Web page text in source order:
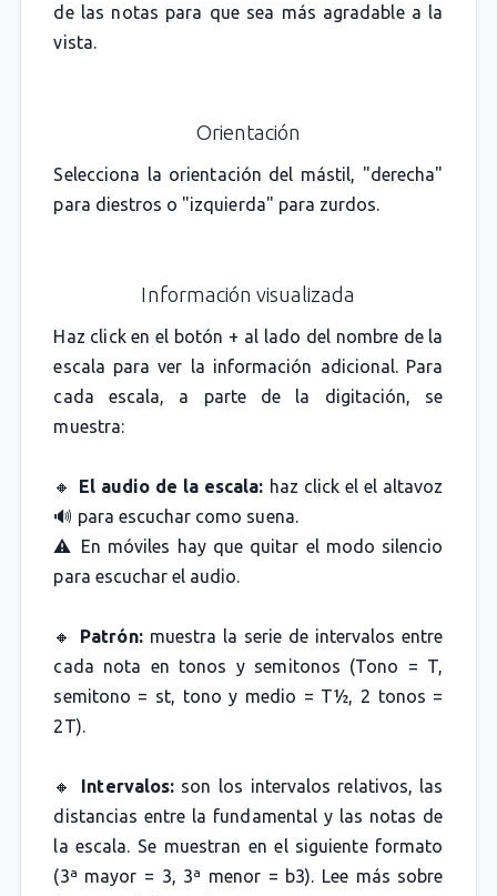
de las notas para que sea más agradable a la
vista.
Orientación
Selecciona la orientación del mástil, "derecha"
para diestros o "izquierda" para zurdos.
Información visualizada
Haz click en el botón + al lado del nombre de la
escala para ver la información adicional. Para
cada escala, a parte de la digitación, se
muestra:
🔸 El audio de la escala: haz click el el altavoz
🔊 para escuchar como suena.
⚠️ En móviles hay que quitar el modo silencio
para escuchar el audio.
🔸 Patrón:muestra la serie de intervalos entre
cada nota en tonos y semitonos (Tono = T,
semitono = st, tono y medio = T½, 2 tonos =
2T).
🔸 Intervalos:son los intervalos relativos, las
distancias entre la fundamental y las notas de
la escala. Se muestran en el siguiente formato
(3ª mayor = 3, 3ª menor = b3). Lee más sobre